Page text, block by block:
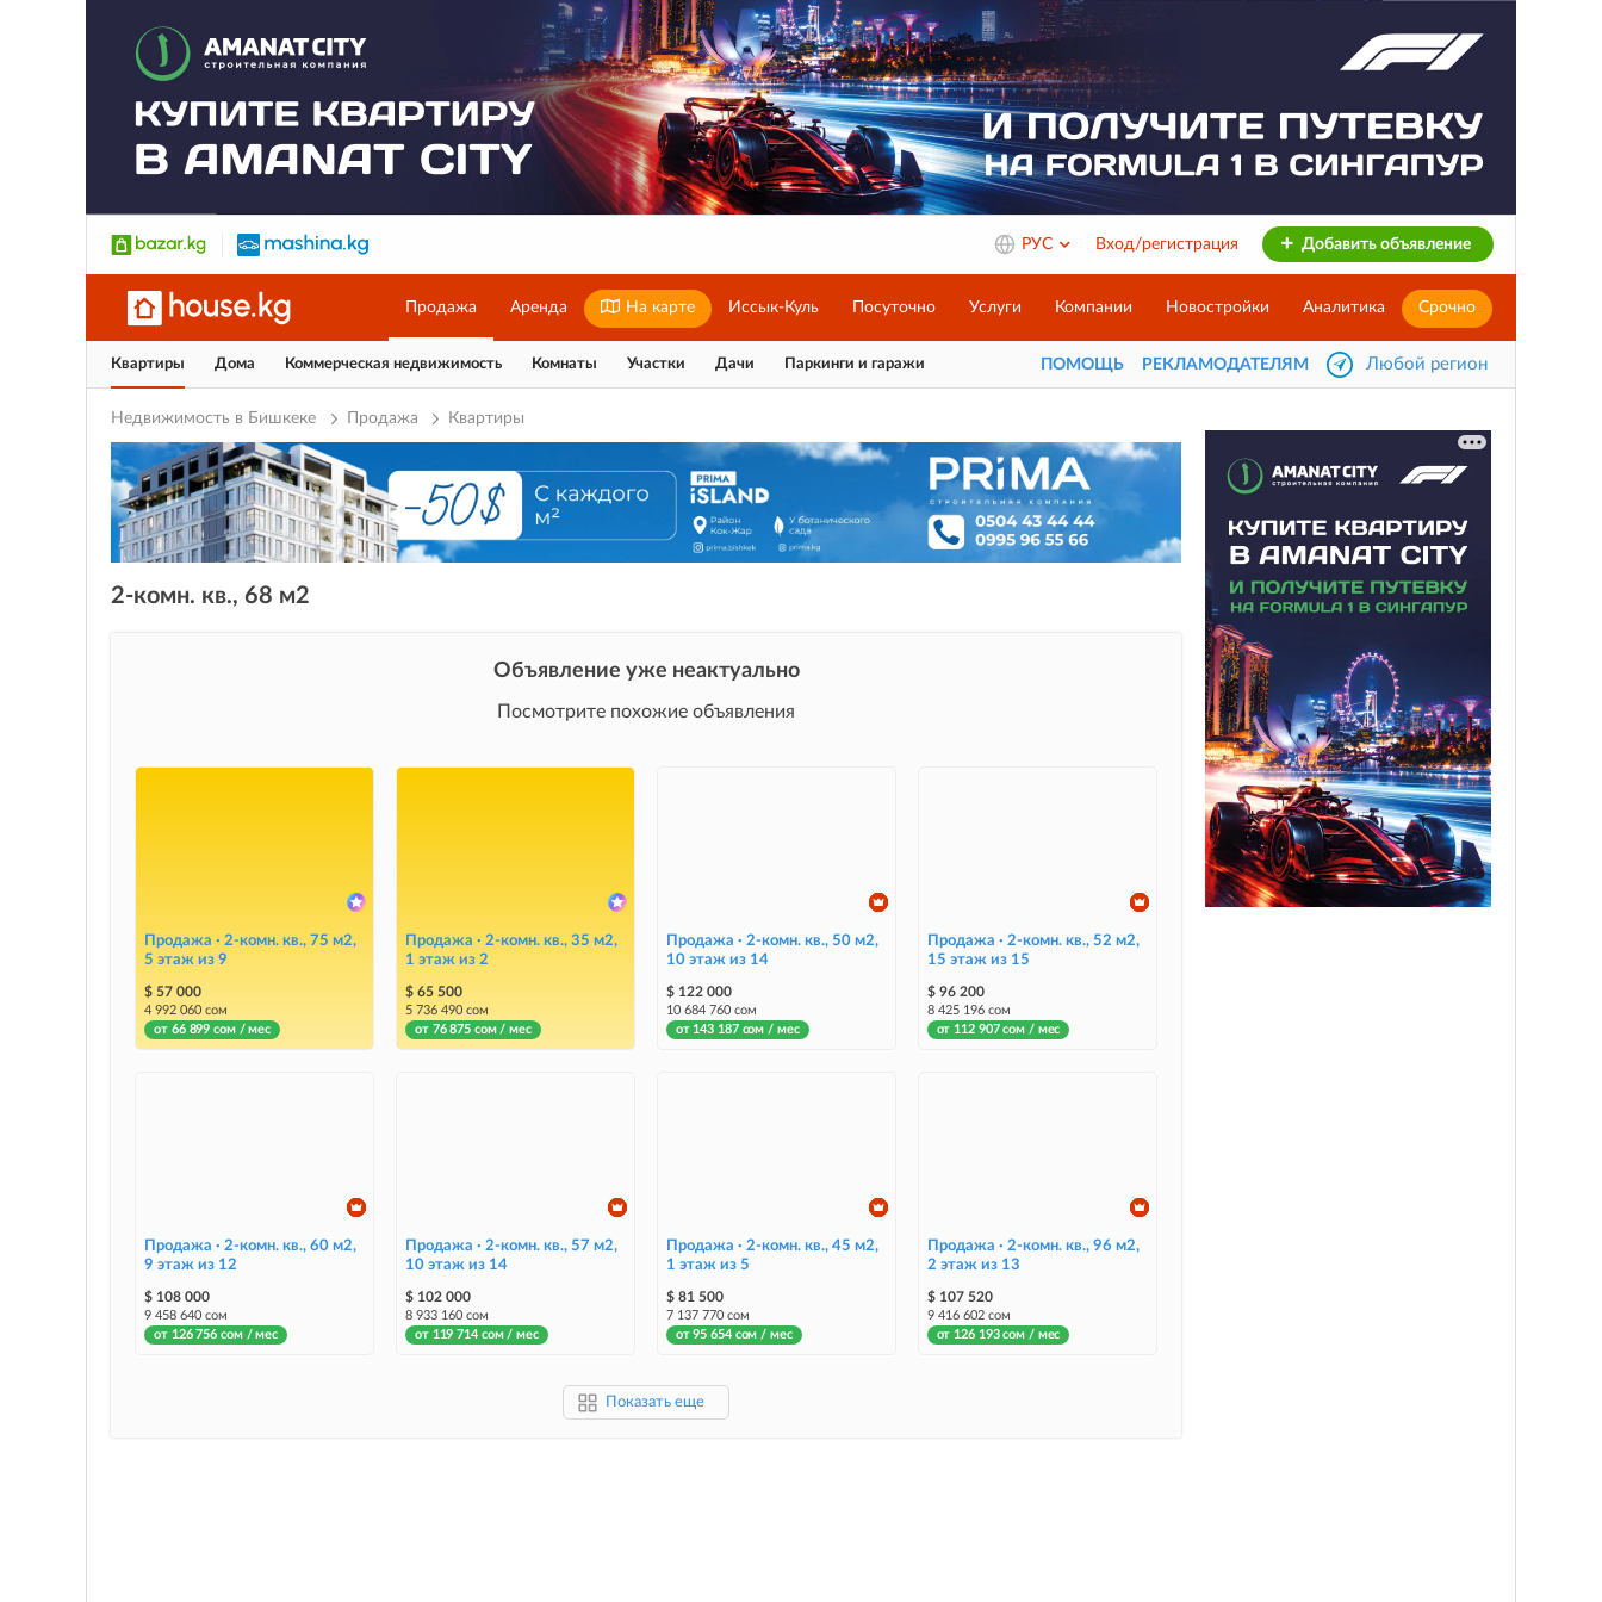
РУС Вход/регистрация Добавить объявление
Продажа Аренда На карте Иссык-Куль Посуточно Услуги Компании Новостройки Аналитика Срочно
Квартиры Дома Коммерческая недвижимость Комнаты Участки Дачи Паркинги и гаражи ПОМОЩЬ РЕКЛАМОДАТЕЛЯМ Любой регион
Недвижимость в Бишкеке Продажа Квартиры
2-комн. кв., 68 м2
Объявление уже неактуально
Посмотрите похожие объявления
Продажа · 2-комн. кв., 75 м2,
5 этаж из 9
$ 57 000
4 992 060 сом
от 66 899 сом / мес
Продажа · 2-комн. кв., 35 м2,
1 этаж из 2
$ 65 500
5 736 490 сом
от 76 875 сом / мес
Продажа · 2-комн. кв., 50 м2,
10 этаж из 14
$ 122 000
10 684 760 сом
от 143 187 сом / мес
Продажа · 2-комн. кв., 52 м2,
15 этаж из 15
$ 96 200
8 425 196 сом
от 112 907 сом / мес
Продажа · 2-комн. кв., 60 м2,
9 этаж из 12
$ 108 000
9 458 640 сом
от 126 756 сом / мес
Продажа · 2-комн. кв., 57 м2,
10 этаж из 14
$ 102 000
8 933 160 сом
от 119 714 сом / мес
Продажа · 2-комн. кв., 45 м2,
1 этаж из 5
$ 81 500
7 137 770 сом
от 95 654 сом / мес
Продажа · 2-комн. кв., 96 м2,
2 этаж из 13
$ 107 520
9 416 602 сом
от 126 193 сом / мес
Показать еще